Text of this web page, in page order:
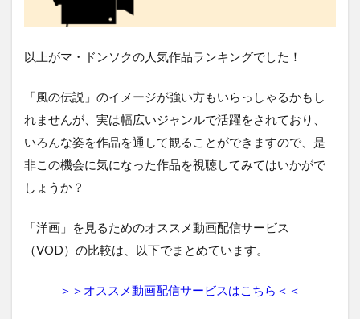
以上がマ・ドンソクの人気作品ランキングでした！
「風の伝説」のイメージが強い方もいらっしゃるかもし
れませんが、実は幅広いジャンルで活躍をされており、
いろんな姿を作品を通して観ることができますので、是
非この機会に気になった作品を視聴してみてはいかがで
しょうか？
「洋画」を見るためのオススメ動画配信サービス
（VOD）の比較は、以下でまとめています。
＞＞オススメ動画配信サービスはこちら＜＜